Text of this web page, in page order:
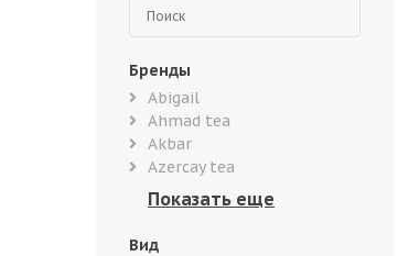
Бренды
Abigail
Ahmad tea
Akbar
Azercay tea
Вид